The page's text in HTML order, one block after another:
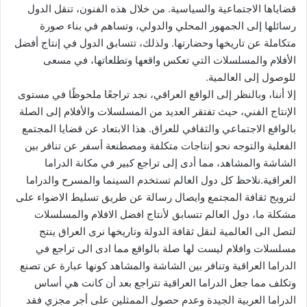
قضاياها الاجتماعية والسياسية. من خلال هذه الفنون، تنقل الدول
رسائلها إلى الجمهور المحلي والدولي، وتساهم في بناء صورة
متكاملة عن تاريخها وحضارتها. ولذلك، تتسابق الدول في إنتاج أفضل
الأفلام والمسلسلات التي تعكس واقعها وتطلعاتها، في مسعى
للوصول إلى العالمية.
إلا أننا، وبالنظر إلى الواقع العراقي، نجد تراجعًا ملحوظًا في مستوى
الإنتاج الفني، حيث تفتقر العديد من المسلسلات والأفلام إلى الصلة
بالواقع الاجتماعي والثقافي للعراق. هذا الابتعاد عن قضايا المجتمع
الفعلية والتوجه نحو إنتاجات متكلفة ومصطنعة أسفر عن تنافر بين
الشاشة والمشاهد، مما أدى إلى تراجع كبير في مكانة الدراما
العراقية.نلاحظ كل دول العالم تستخدم السينما والمسرح والدراما
لترويج ثقافة المجتمع وايصال رسالة عن طريق تسليط الاضواء على
مشكلة ما، دول العالم تتسابق لأنتاج افضل الافلام والمسلسلات
لتصل الى العالمية لنقل ثقافة الدولة وتاريخها نرى العراق ينتج
مسلسلات وافلام ليست لها صلة بالواقع مما ادى الى تراجع في
الدراما العراقية وتنافر بين الشاشة والمشاهد كونها عبارة عن تصنع
وتكلف مما جعل الدراما العراقية تتراجع بعد أن كانت هي أساس
الدراما العربية الجيدة وعدم حصول الممثلين على أجر مجزي فقد